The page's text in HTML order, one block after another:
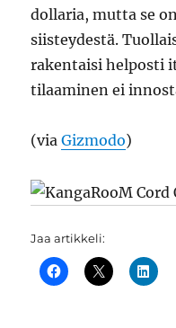
dollaria, mutta se
siisteydestä.
rakentaisi helposti
tilaaminen ei
(viaGizmodo)
Jaa artikkeli: